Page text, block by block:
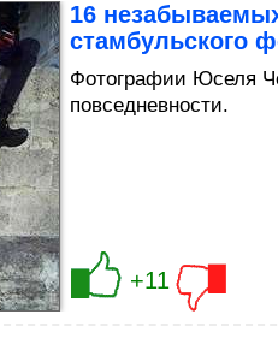
16
стамбульского
Фотографии Юселя
повседневности.
+11